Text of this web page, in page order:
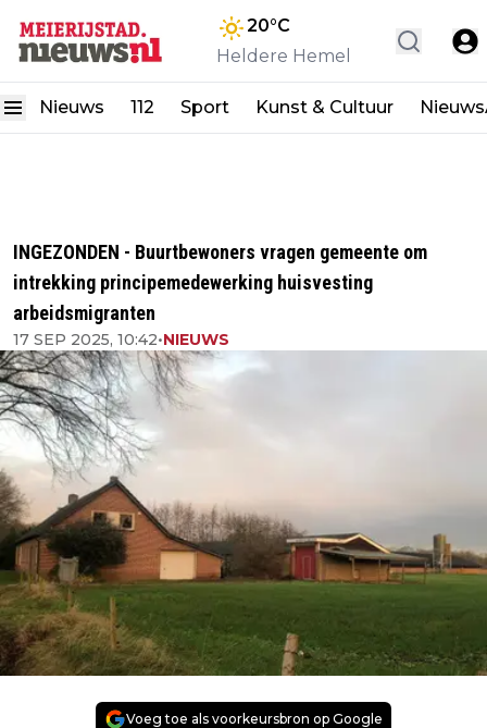
20°C
Heldere Hemel
Nieuws 112 Sport Kunst & Cultuur
INGEZONDEN - Buurtbewoners vragen gemeente om
intrekking principemedewerking huisvesting
arbeidsmigranten
17 SEP 2025, 10:42•NIEUWS
Voeg toe als voorkeursbron op Google